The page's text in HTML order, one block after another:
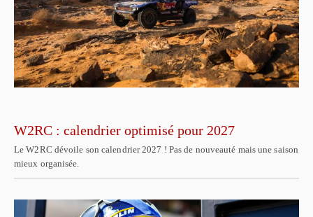
W2RC : calendrier optimisé pour 2027
Le W2RC dévoile son calendrier 2027 ! Pas de nouveauté mais une saison
mieux organisée.